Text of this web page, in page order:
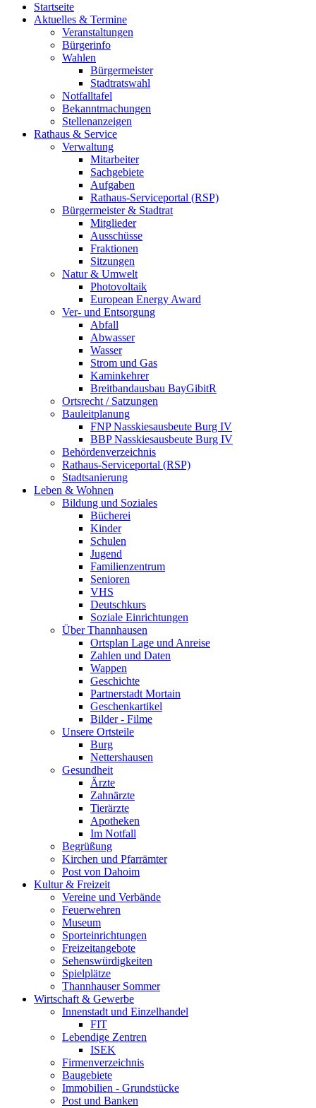
Startseite
Aktuelles & Termine
Veranstaltungen
Bürgerinfo
Wahlen
Bürgermeister
Stadtratswahl
Notfalltafel
Bekanntmachungen
Stellenanzeigen
Rathaus & Service
Verwaltung
Mitarbeiter
Sachgebiete
Aufgaben
Rathaus-Serviceportal (RSP)
Bürgermeister & Stadtrat
Mitglieder
Ausschüsse
Fraktionen
Sitzungen
Natur & Umwelt
Photovoltaik
European Energy Award
Ver- und Entsorgung
Abfall
Abwasser
Wasser
Strom und Gas
Kaminkehrer
Breitbandausbau BayGibitR
Ortsrecht / Satzungen
Bauleitplanung
FNP Nasskiesausbeute Burg IV
BBP Nasskiesausbeute Burg IV
Behördenverzeichnis
Rathaus-Serviceportal (RSP)
Stadtsanierung
Leben & Wohnen
Bildung und Soziales
Bücherei
Kinder
Schulen
Jugend
Familienzentrum
Senioren
VHS
Deutschkurs
Soziale Einrichtungen
Über Thannhausen
Ortsplan Lage und Anreise
Zahlen und Daten
Wappen
Geschichte
Partnerstadt Mortain
Geschenkartikel
Bilder - Filme
Unsere Ortsteile
Burg
Nettershausen
Gesundheit
Ärzte
Zahnärzte
Tierärzte
Apotheken
Im Notfall
Begrüßung
Kirchen und Pfarrämter
Post von Dahoim
Kultur & Freizeit
Vereine und Verbände
Feuerwehren
Museum
Sporteinrichtungen
Freizeitangebote
Sehenswürdigkeiten
Spielplätze
Thannhauser Sommer
Wirtschaft & Gewerbe
Innenstadt und Einzelhandel
FIT
Lebendige Zentren
ISEK
Firmenverzeichnis
Baugebiete
Immobilien - Grundstücke
Post und Banken